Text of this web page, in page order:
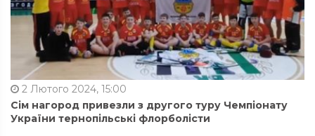
2 Лютого 2024, 15:00
Сім нагород привезли з другого туру Чемпіонату
України тернопільські флорболісти